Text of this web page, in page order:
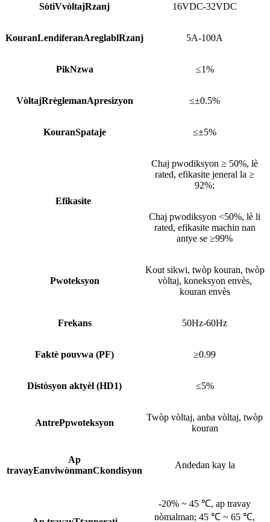
SòtiVvòltajRzanj 16VDC-32VDC
KouranLendiferanAreglablRzanj 5A-100A
PikNzwa ≤1%
VòltajRrèglemanApresizyon ≤±0.5%
KouranSpataje ≤±5%
Efikasite
Chaj pwodiksyon ≥ 50%, lè
rated, efikasite jeneral la ≥
92%;
Chaj pwodiksyon <50%, lè li
rated, efikasite machin nan
antye se ≥99%
Pwoteksyon
Kout sikwi, twòp kouran, twòp
vòltaj, koneksyon envès,
kouran envès
Frekans 50Hz-60Hz
Faktè pouvwa (PF) ≥0.99
Distòsyon aktyèl (HD1) ≤5%
AntrePpwoteksyon
Twòp vòltaj, anba vòltaj, twòp
kouran
Ap
travayEanviwònmanCkondisyon
Andedan kay la
-20% ~ 45 ℃, ap travay
nòmalman; 45 ℃ ~ 65 ℃,